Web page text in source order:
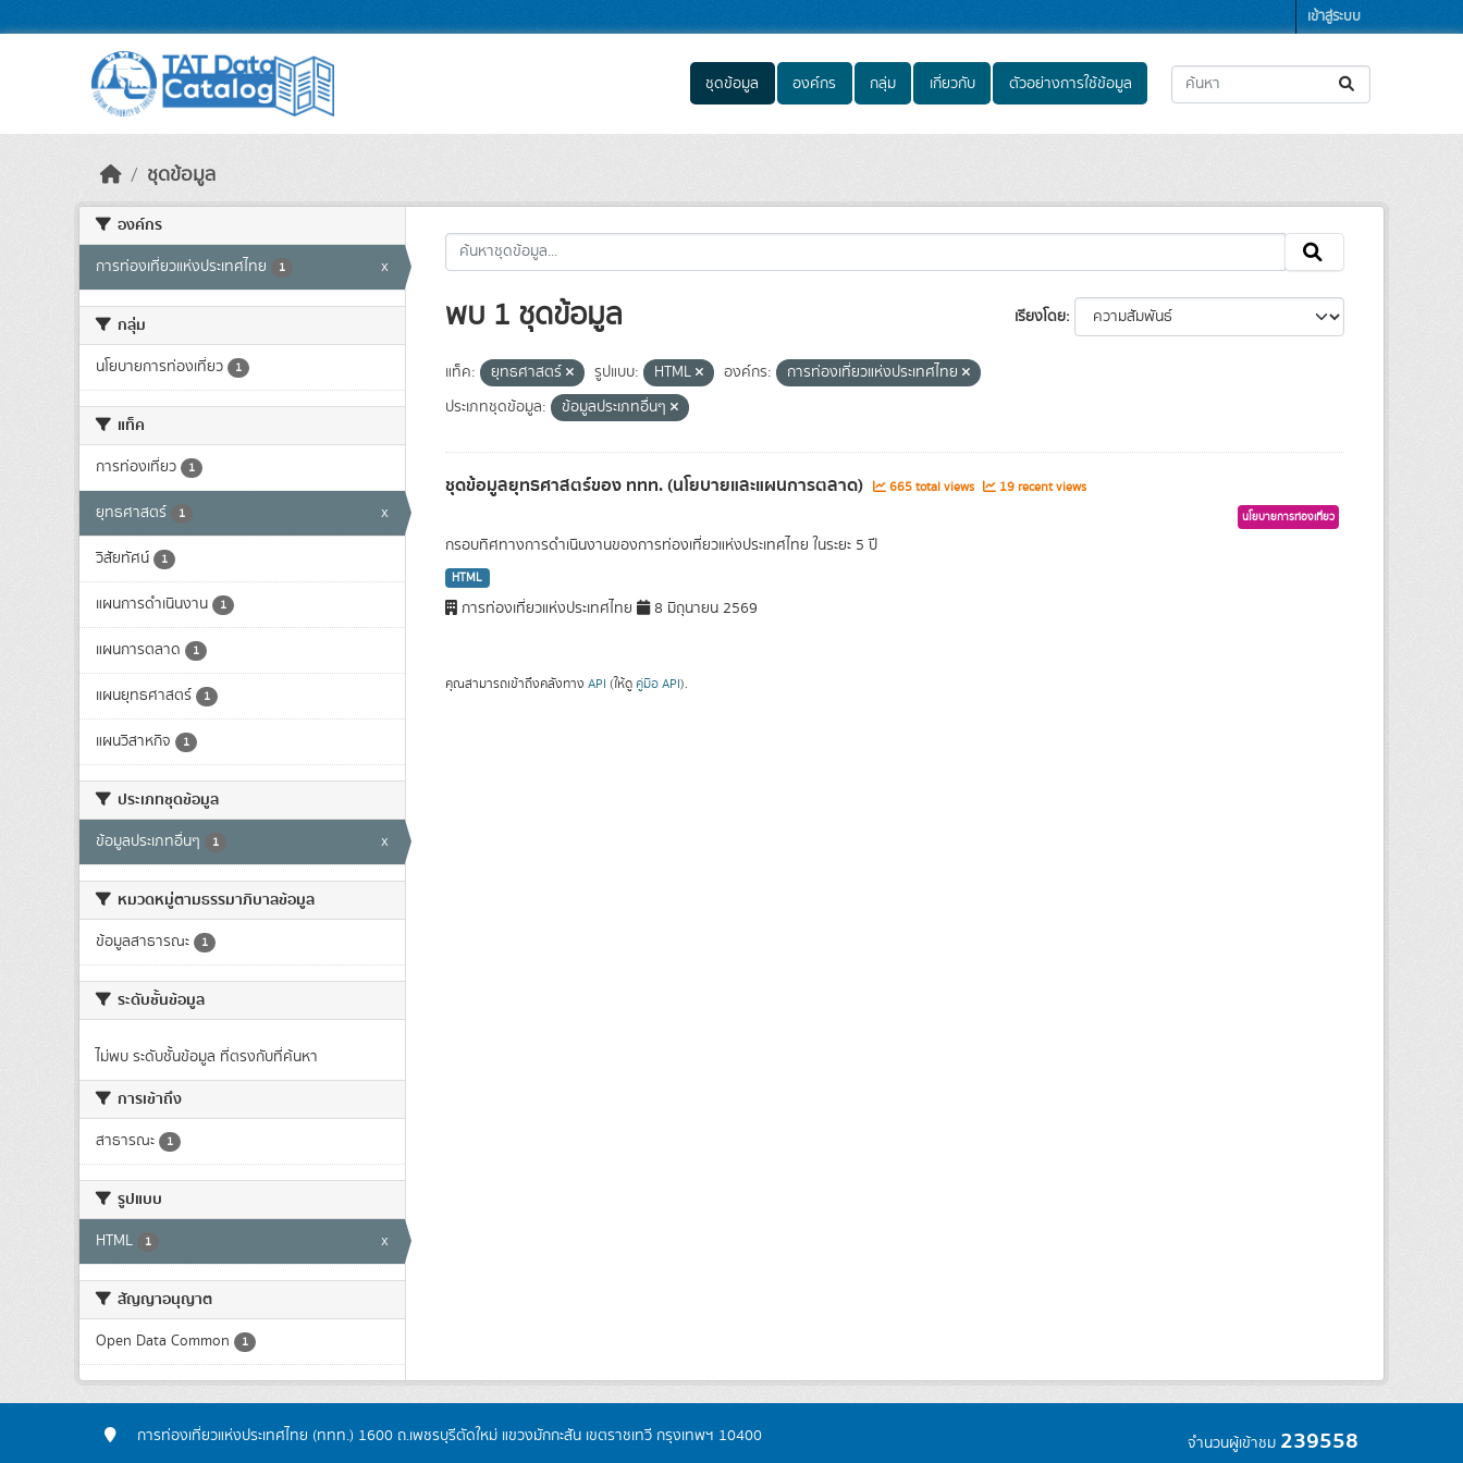
เข้าสู่ระบบ
ชุดข้อมูล องค์กร กลุ่ม เกี่ยวกับ ตัวอย่างการใช้ข้อมูล
ชุดข้อมูล
องค์กร
การท่องเที่ยวแห่งประเทศไทย 1 x
กลุ่ม
นโยบายการท่องเที่ยว 1
แท็ค
การท่องเที่ยว 1
ยุทธศาสตร์ 1 x
วิสัยทัศน์ 1
แผนการดำเนินงาน 1
แผนการตลาด 1
แผนยุทธศาสตร์ 1
แผนวิสาหกิจ 1
ประเภทชุดข้อมูล
ข้อมูลประเภทอื่นๆ 1 x
หมวดหมู่ตามธรรมาภิบาลข้อมูล
ข้อมูลสาธารณะ 1
ระดับชั้นข้อมูล
ไม่พบ ระดับชั้นข้อมูล ที่ตรงกับที่ค้นหา
การเข้าถึง
สาธารณะ 1
รูปแบบ
HTML 1 x
สัญญาอนุญาต
Open Data Common 1
เรียงโดย
พบ 1 ชุดข้อมูล
แท็ค: ยุทธศาสตร์ รูปแบบ: HTML องค์กร:
การท่องเที่ยวแห่งประเทศไทย
ประเภทชุดข้อมูล:
ข้อมูลประเภทอื่นๆ
ชุดข้อมูลยุทธศาสตร์ของ ททท. (นโยบายและแผนการตลาด) 665 total views 19 recent views
นโยบายการท่องเที่ยว
กรอบทิศทางการดำเนินงานของการท่องเที่ยวแห่งประเทศไทย ในระยะ 5 ปี
HTML
การท่องเที่ยวแห่งประเทศไทย 8 มิถุนายน 2569
คุณสามารถเข้าถึงคลังทาง API (ให้ดู คู่มือ API).
การท่องเที่ยวแห่งประเทศไทย (ททท.) 1600 ถ.เพชรบุรีตัดใหม่ แขวงมักกะสัน เขตราชเทวี กรุงเทพฯ 10400 จำนวนผู้เข้าชม 239558